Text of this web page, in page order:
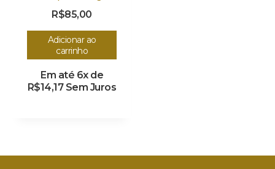
R$85,00
Adicionar ao
carrinho
Em até 6x de
R$14,17 Sem Juros